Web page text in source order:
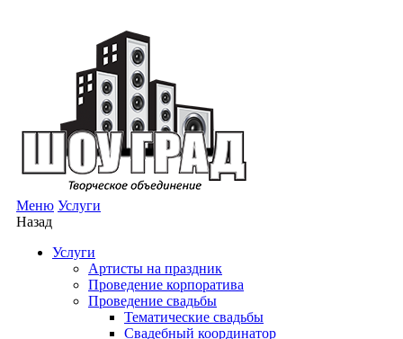
Меню Услуги
Назад
Услуги
Артисты на праздник
Проведение корпоратива
Проведение свадьбы
Тематические свадьбы
Свадебный координатор